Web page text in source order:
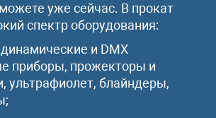
уже сейчас. В прокат
спектр оборудования:
и DMX
приборы, прожекторы и
ультрафиолет, блайндеры,